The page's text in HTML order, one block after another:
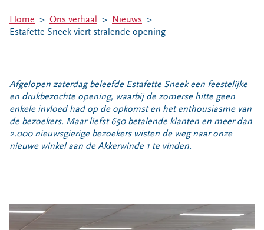
Afval scheiden
Afval aanmelden
Bouwcontainer huren
Ons verhaal
Nieuws
Hier werken we aan
Ecopark De Wierde
Home Ons verhaal
Nieuws
Estafette Sneek viert stralende opening
Afgelopen zaterdag beleefde Estafette Sneek een feestelijke
en drukbezochte opening, waarbij de zomerse hitte geen
enkele invloed had op de opkomst en het enthousiasme van
de bezoekers. Maar liefst 650 betalende klanten en meer dan
2.000 nieuwsgierige bezoekers wisten de weg naar onze
nieuwe winkel aan de Akkerwinde 1 te vinden.